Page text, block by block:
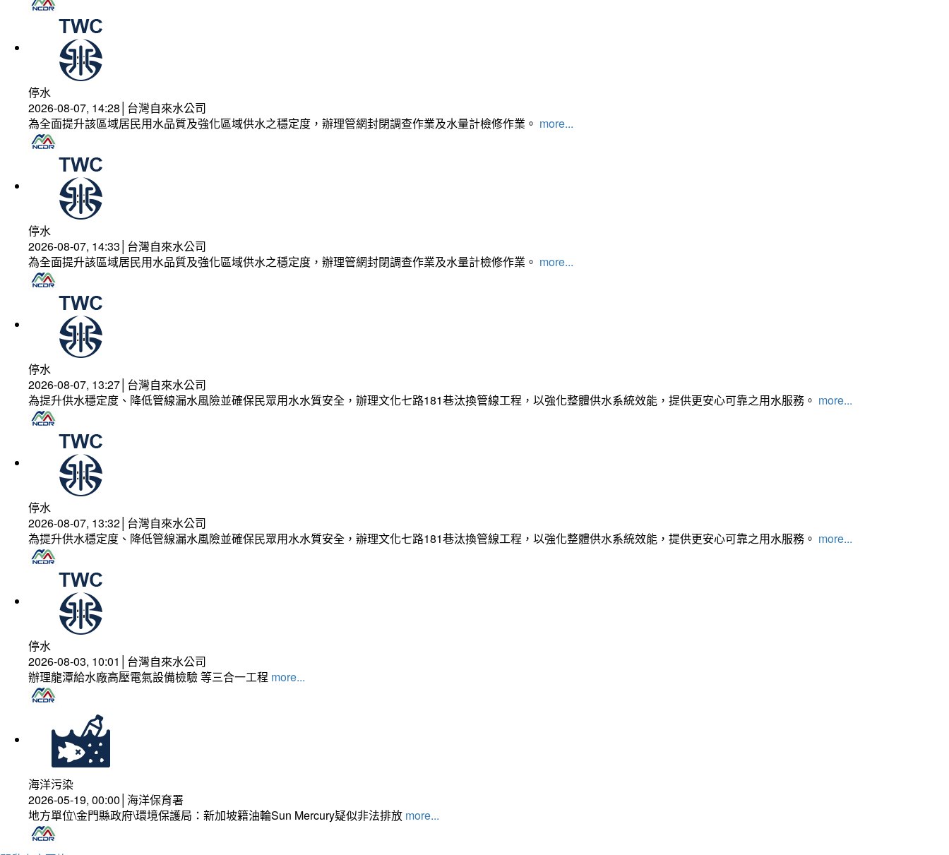
停水
2026-08-07, 14:28│台灣自來水公司
為全面提升該區域居民用水品質及強化區域供水之穩定度，辦理管網封閉調查作業及水量計檢修作業。 more...
停水
2026-08-07, 14:33│台灣自來水公司
為全面提升該區域居民用水品質及強化區域供水之穩定度，辦理管網封閉調查作業及水量計檢修作業。 more...
停水
2026-08-07, 13:27│台灣自來水公司
為提升供水穩定度、降低管線漏水風險並確保民眾用水水質安全，辦理文化七路181巷汰換管線工程，以強化整體供水系統效能，提供更安心可靠之用水服務。 more...
停水
2026-08-07, 13:32│台灣自來水公司
為提升供水穩定度、降低管線漏水風險並確保民眾用水水質安全，辦理文化七路181巷汰換管線工程，以強化整體供水系統效能，提供更安心可靠之用水服務。 more...
停水
2026-08-03, 10:01│台灣自來水公司
辦理龍潭給水廠高壓電氣設備檢驗 等三合一工程 more...
海洋污染
2026-05-19, 00:00│海洋保育署
地方單位\金門縣政府\環境保護局：新加坡籍油輪Sun Mercury疑似非法排放 more...